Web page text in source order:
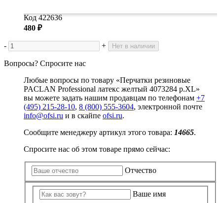
Код 422636
480 ₽
- + Нет в наличии
Вопросы? Спросите нас
Любые вопросы по товару «Перчатки резиновые
PACLAN Professional латекс желтый 4073284 р.XL»
вы можете задать нашим продавцам по телефонам +7
(495) 215-28-10, 8 (800) 555-3604, электронной почте
info@ofsi.ru и в скайпе ofsi.ru.
Сообщите менеджеру артикул этого товара: 14665.
Спросите нас об этом товаре прямо сейчас:
Отчество
Ваше имя